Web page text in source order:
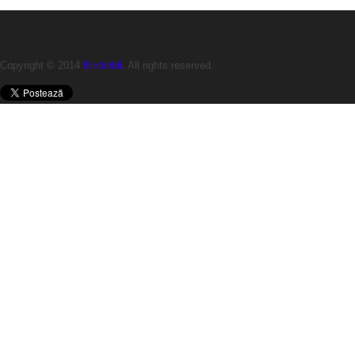
Copyright © 2014 Bindiribli. All rights reserved.